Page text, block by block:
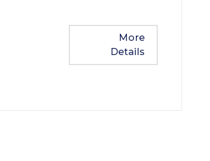
More
Details